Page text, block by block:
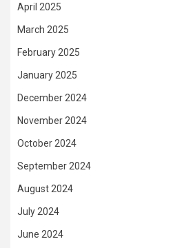
April 2025
March 2025
February 2025
January 2025
December 2024
November 2024
October 2024
September 2024
August 2024
July 2024
June 2024